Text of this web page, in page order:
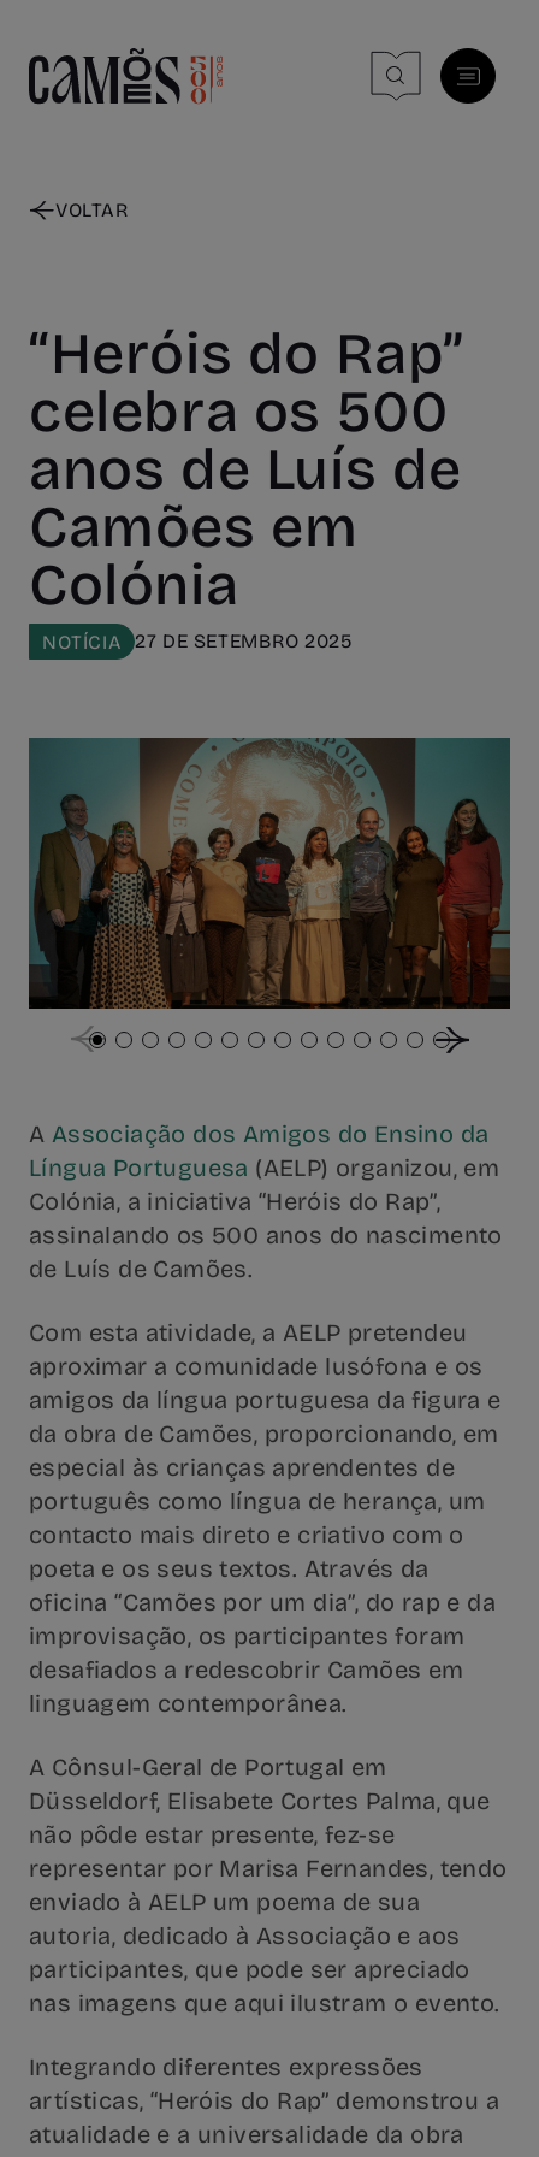
VOLTAR
“Heróis do Rap”
celebra os 500
anos de Luís de
Camões em
Colónia
NOTÍCIA 27 DE SETEMBRO 2025
A Associação dos Amigos do Ensino da
Língua Portuguesa (AELP) organizou, em
Colónia, a iniciativa “Heróis do Rap”,
assinalando os 500 anos do nascimento
de Luís de Camões.
Com esta atividade, a AELP pretendeu
aproximar a comunidade lusófona e os
amigos da língua portuguesa da figura e
da obra de Camões, proporcionando, em
especial às crianças aprendentes de
português como língua de herança, um
contacto mais direto e criativo com o
poeta e os seus textos. Através da
oficina “Camões por um dia”, do rap e da
improvisação, os participantes foram
desafiados a redescobrir Camões em
linguagem contemporânea.
A Cônsul-Geral de Portugal em
Düsseldorf, Elisabete Cortes Palma, que
não pôde estar presente, fez-se
representar por Marisa Fernandes, tendo
enviado à AELP um poema de sua
autoria, dedicado à Associação e aos
participantes, que pode ser apreciado
nas imagens que aqui ilustram o evento.
Integrando diferentes expressões
artísticas, “Heróis do Rap” demonstrou a
atualidade e a universalidade da obra